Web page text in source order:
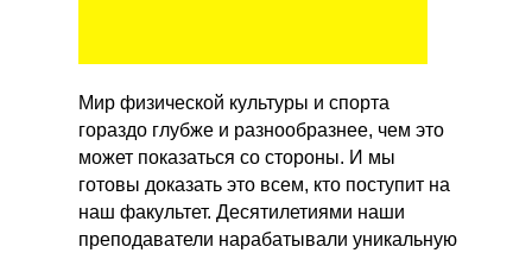
Мир физической культуры и спорта
гораздо глубже и разнообразнее, чем это
может показаться со стороны. И мы
готовы доказать это всем, кто поступит на
наш факультет. Десятилетиями наши
преподаватели нарабатывали уникальную